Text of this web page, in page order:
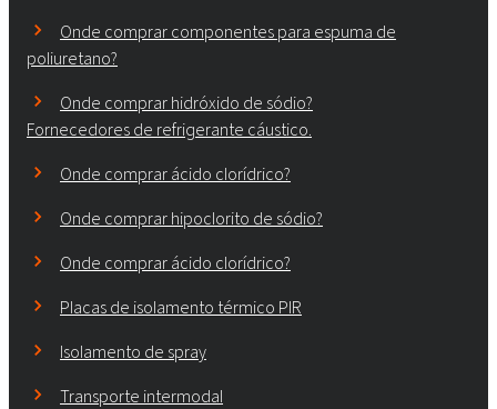
Onde comprar componentes para espuma de
poliuretano?
Onde comprar hidróxido de sódio?
Fornecedores de refrigerante cáustico.
Onde comprar ácido clorídrico?
Onde comprar hipoclorito de sódio?
Onde comprar ácido clorídrico?
Placas de isolamento térmico PIR
Isolamento de spray
Transporte intermodal